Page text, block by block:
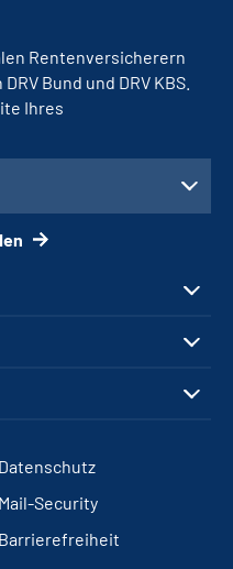
Rentenversicherern
Bund und DRV KBS.
Ihres
Datenschutz
Mail-Security
Barrierefreiheit